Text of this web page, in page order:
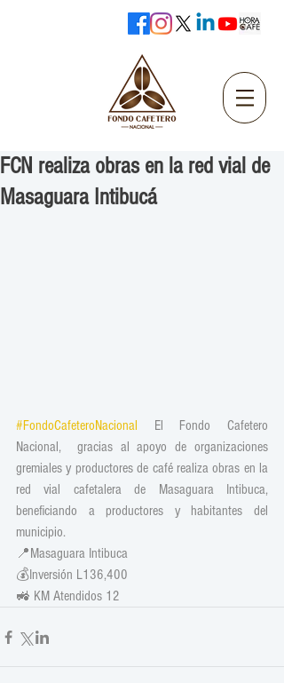
FCN realiza obras en la red vial de
Masaguara Intibucá
#FondoCafeteroNacional El Fondo Cafetero
Nacional,  gracias al apoyo de organizaciones
gremiales y productores de café realiza obras en la
red vial cafetalera de Masaguara Intibuca,
beneficiando a productores y habitantes del
municipio.
📍Masaguara Intibuca
💰Inversión L136,400
🚜 KM Atendidos 12